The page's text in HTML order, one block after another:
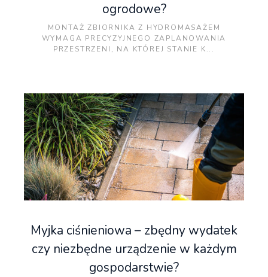
ogrodowe?
MONTAŻ ZBIORNIKA Z HYDROMASAŻEM
WYMAGA PRECYZYJNEGO ZAPLANOWANIA
PRZESTRZENI, NA KTÓREJ STANIE K...
Myjka ciśnieniowa – zbędny wydatek
czy niezbędne urządzenie w każdym
gospodarstwie?